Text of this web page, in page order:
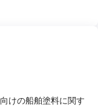
けの船舶塗料に関す